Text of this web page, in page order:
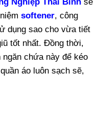
softener, công
dụng sao cho vừa tiết
tốt nhất. Đồng thời,
chứa này để kéo
áo luôn sạch sẽ,